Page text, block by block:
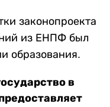
законопроекта
из ЕНПФ был
образования.
в